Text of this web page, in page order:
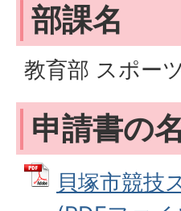
部課名
教育部 スポー
申請書の
貝塚市競技